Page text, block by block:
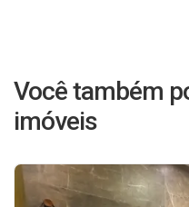
Você também
imóveis